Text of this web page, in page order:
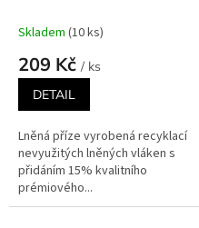
Skladem (10 ks)
209 Kč / ks
DETAIL
Lněná příze vyrobená recyklací
nevyužitých lněných vláken s
přidáním 15% kvalitního
prémiového...